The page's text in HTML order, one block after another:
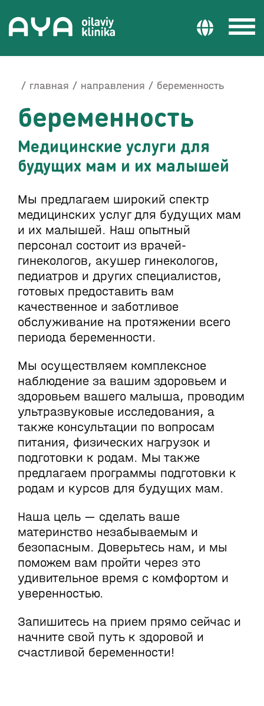
главная направления беременность
беременность
Медицинские услуги для
будущих мам и их малышей
Мы предлагаем широкий спектр
медицинских услуг для будущих мам
и их малышей. Наш опытный
персонал состоит из врачей-
гинекологов, акушер гинекологов,
педиатров и других специалистов,
готовых предоставить вам
качественное и заботливое
обслуживание на протяжении всего
периода беременности.
Мы осуществляем комплексное
наблюдение за вашим здоровьем и
здоровьем вашего малыша, проводим
ультразвуковые исследования, а
также консультации по вопросам
питания, физических нагрузок и
подготовки к родам. Мы также
предлагаем программы подготовки к
родам и курсов для будущих мам.
Наша цель — сделать ваше
материнство незабываемым и
безопасным. Доверьтесь нам, и мы
поможем вам пройти через это
удивительное время с комфортом и
уверенностью.
Запишитесь на прием прямо сейчас и
начните свой путь к здоровой и
счастливой беременности!